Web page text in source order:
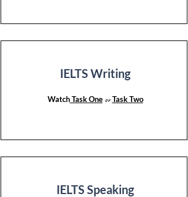
IELTS Writing
WatchTask One or Task Two
IELTS Speaking